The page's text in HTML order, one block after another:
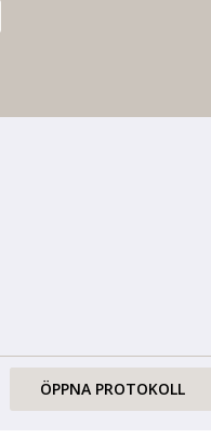
ÖPPNA PROTOKOLL